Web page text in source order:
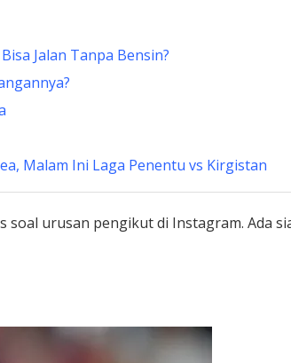
Jalan Tanpa Bensin?
Malam Ini Laga Penentu vs Kirgistan
urusan pengikut di Instagram. Ada